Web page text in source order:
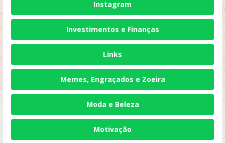
Instagram
Investimentos e Finanças
Links
Memes, Engraçados e Zoeira
Moda e Beleza
Motivação